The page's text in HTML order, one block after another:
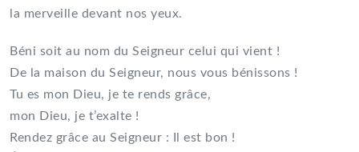
la merveille devant nos yeux.
Béni soit au nom du Seigneur celui qui vient !
De la maison du Seigneur, nous vous bénissons !
Tu es mon Dieu, je te rends grâce,
mon Dieu, je t’exalte !
Rendez grâce au Seigneur : Il est bon !